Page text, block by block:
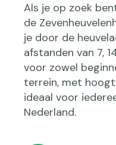
Als je op zoek
de
je door de
afstanden van 7,
voor zowel
terrein, met
ideaal voor
Nederland.